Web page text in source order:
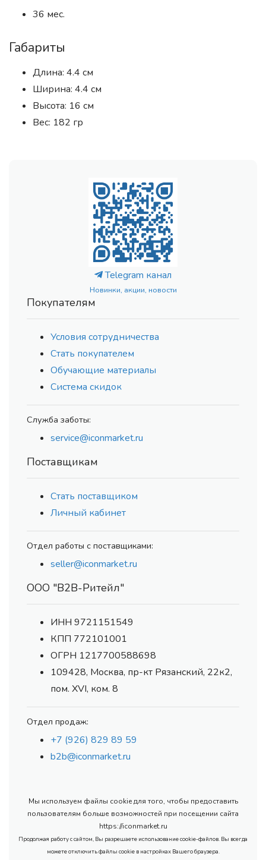
36 мес.
Габариты
Длина: 4.4 см
Ширина: 4.4 см
Высота: 16 см
Вес: 182 гр
Telegram канал
Новинки, акции, новости
Покупателям
Условия сотрудничества
Стать покупателем
Обучающие материалы
Система скидок
Служба заботы:
service@iconmarket.ru
Поставщикам
Стать поставщиком
Личный кабинет
Отдел работы с поставщиками:
seller@iconmarket.ru
ООО "В2В-Ритейл"
ИНН 9721151549
КПП 772101001
ОГРН 1217700588698
109428, Москва, пр-кт Рязанский, 22к2,
пом. XVI, ком. 8
Отдел продаж:
+7 (926) 829 89 59
b2b@iconmarket.ru
Мы используем файлы cookie для того, чтобы предоставить
пользователям больше возможностей при посещении сайта
https://iconmarket.ru
Продолжая работу с сайтом, Вы разрешаете использование cookie-файлов. Вы всегда
можете отключить файлы cookie в настройках Вашего браузера.